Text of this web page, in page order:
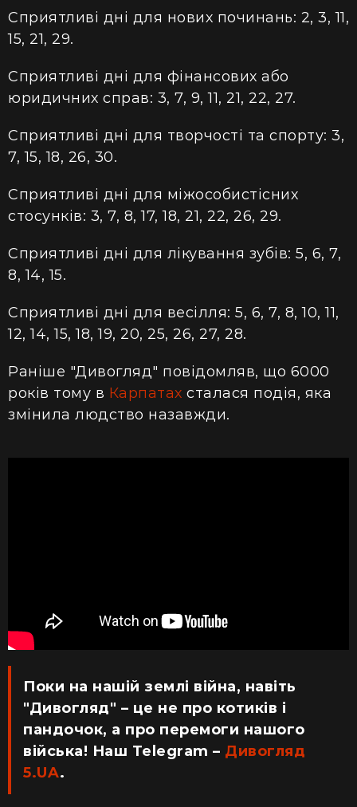
Сприятливі дні для нових починань: 2, 3, 11,
15, 21, 29.
Сприятливі дні для фінансових або
юридичних справ: 3, 7, 9, 11, 21, 22, 27.
Сприятливі дні для творчості та спорту: 3,
7, 15, 18, 26, 30.
Сприятливі дні для міжособистісних
стосунків: 3, 7, 8, 17, 18, 21, 22, 26, 29.
Сприятливі дні для лікування зубів: 5, 6, 7,
8, 14, 15.
Сприятливі дні для весілля: 5, 6, 7, 8, 10, 11,
12, 14, 15, 18, 19, 20, 25, 26, 27, 28.
Раніше "Дивогляд" повідомляв, що 6000
років тому в Карпатах сталася подія, яка
змінила людство назавжди.
Поки на нашій землі війна, навіть
"Дивогляд" – це не про котиків і
пандочок, а про перемоги нашого
війська! Наш Telegram – Дивогляд
5.UA.